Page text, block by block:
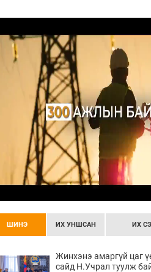
ШИНЭ ИХ УНШСАН ИХ
Жинхэнэ амаргүй цаг
сайд Н.Учрал туулж